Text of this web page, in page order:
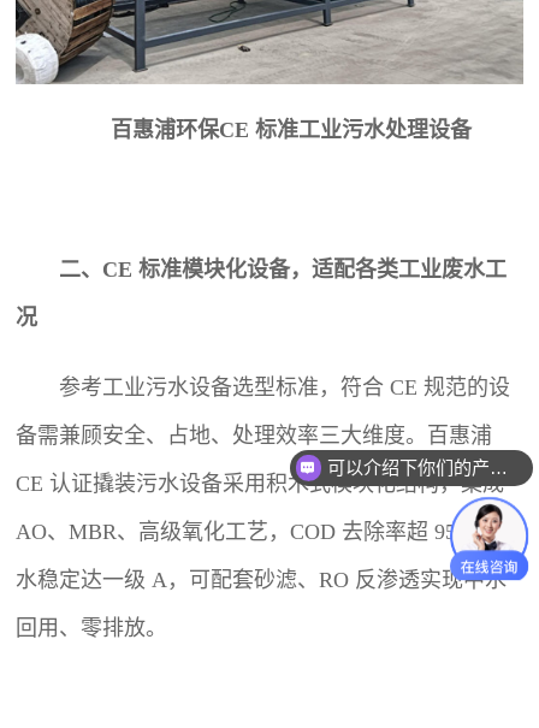
百惠浦环保CE 标准工业污水处理设备
二、CE 标准模块化设备，适配各类工业废水工
况
参考工业污水设备选型标准，符合 CE 规范的设
备需兼顾安全、占地、处理效率三大维度。百惠浦
CE 认证撬装污水设备采用积木式模块化结构，集成
AO、MBR、高级氧化工艺，COD 去除率超 95%，出
水稳定达一级 A，可配套砂滤、RO 反渗透实现中水
回用、零排放。
可以介绍下你们的产品么？
你们是怎么收费的呢？